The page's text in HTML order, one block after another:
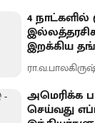
4 நாட்களில்
இறக்கிய
அமெரிக்க
செய்வது